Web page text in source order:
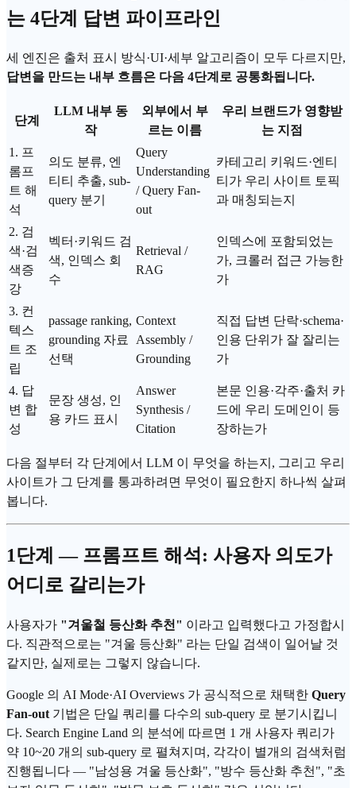
는 4단계 답변 파이프라인
세 엔진은 출처 표시 방식·UI·세부 알고리즘이 모두 다르지만,
답변을 만드는 내부 흐름은 다음 4단계로 공통화됩니다.
단계
LLM 내부 동
작
외부에서 부
르는 이름
우리 브랜드가 영향받
는 지점
1. 프
롬프
트 해
석
의도 분류, 엔
티티 추출, sub-
query 분기
Query
Understanding
/ Query Fan-
out
카테고리 키워드·엔티
티가 우리 사이트 토픽
과 매칭되는지
2. 검
색·검
색증
강
벡터·키워드 검
색, 인덱스 회
수
Retrieval /
RAG
인덱스에 포함되었는
가, 크롤러 접근 가능한
가
3. 컨
텍스
트 조
립
passage ranking,
grounding 자료
선택
Context
Assembly /
Grounding
직접 답변 단락·schema·
인용 단위가 잘 잘리는
가
4. 답
변 합
성
문장 생성, 인
용 카드 표시
Answer
Synthesis /
Citation
본문 인용·각주·출처 카
드에 우리 도메인이 등
장하는가
다음 절부터 각 단계에서 LLM 이 무엇을 하는지, 그리고 우리
사이트가 그 단계를 통과하려면 무엇이 필요한지 하나씩 살펴
봅니다.
1단계 — 프롬프트 해석: 사용자 의도가
어디로 갈리는가
사용자가 "겨울철 등산화 추천" 이라고 입력했다고 가정합시
다. 직관적으로는 "겨울 등산화" 라는 단일 검색이 일어날 것
같지만, 실제로는 그렇지 않습니다.
Google 의 AI Mode·AI Overviews 가 공식적으로 채택한 Query
Fan-out 기법은 단일 쿼리를 다수의 sub-query 로 분기시킵니
다. Search Engine Land 의 분석에 따르면 1 개 사용자 쿼리가
약 10~20 개의 sub-query 로 펼쳐지며, 각각이 별개의 검색처럼
진행됩니다 — "남성용 겨울 등산화", "방수 등산화 추천", "초